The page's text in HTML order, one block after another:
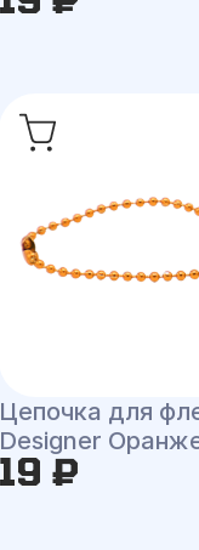
Цепочка для
Designer
19 ₽